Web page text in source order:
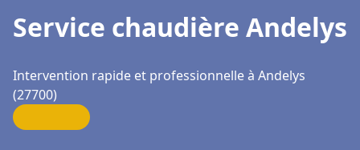
Service chaudière Andelys
Intervention rapide et professionnelle à Andelys
(27700)